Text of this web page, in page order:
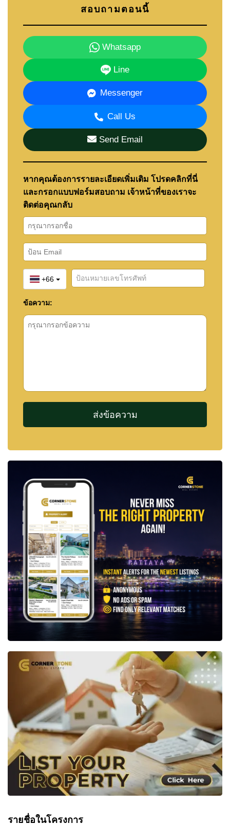
ระดับพรีเมียมอย่างแท้จริง
สำหรับผู้ที่ชื่นชอบไวน์ บ้านหลังนี้ยังมีห้องเก็บไวน์
(Wine Cellar) ที่ออกแบบไว้โดยเฉพาะ เพิ่มความ
สมบูรณ์แบบให้กับการใช้ชีวิตและการรับรองแขก
บ้านประกอบด้วยห้องนอนทั้งหมด 7 ห้อง และห้องน้ำ 9
ห้อง โดยห้องนอนทุกห้องมีห้องน้ำในตัวเพื่อความ
สะดวกสบายและความเป็นส่วนตัวสูงสุด
ชั้นล่างของบ้านได้รับการออกแบบให้เป็นพื้นที่สำหรับ
แขกโดยเฉพาะ ประกอบด้วยห้องนอนรับรองแบบ
อิสระจำนวน 3 ห้อง พร้อมพื้นที่ออกกำลังกายส่วนตัว
ทำให้สมาชิกครอบครัวและแขกสามารถใช้ชีวิตร่วม
กันได้อย่างสะดวกโดยยังคงความเป็นส่วนตัวของ
แต่ละฝ่าย
ห้องนอนมาสเตอร์ได้รับการออกแบบให้เป็นพื้นที่พัก
ผ่อนส่วนตัวอย่างแท้จริง โดยมีห้องแต่งตัวแบบ Walk-
Through เชื่อมต่อระหว่างห้องนอนและห้องน้ำ ภายใน
พื้นที่แต่งตัวมีตู้เสื้อผ้าสำหรับคุณผู้ชายและคุณผู้หญิง
แยกเป็นสัดส่วน พร้อมเกาะกลางสำหรับจัดเก็บ
นาฬิกาหรู เครื่องประดับ เนคไท และกระเป๋าแบ
รนด์เนม
ห้องน้ำมาสเตอร์ขนาดใหญ่โดดเด่นด้วยอ่างอาบน้ำที่
สามารถมองเห็นวิวเนินเขาและทะเลได้อย่างสวยงาม
ใหญ่ ระบบกล้องวงจรปิด CCTV ประตูทางเข้าระบบ
ดิจิทัล ระบบรักษาความปลอดภัยภายในบ้าน และ
ประตูรั้วไฟฟ้าสำหรับทางเข้าบ้านและโรงจอดรถแยก
ซึ่งเป็นชุมชนระดับลักชัวรีที่มีระบบรักษาความ
ปลอดภัยตลอด 24 ชั่วโมง ถนนภายในโครงการกว้าง
ขวาง และสภาพแวดล้อมที่ได้รับการดูแลเป็นอย่างดี
อีกทั้งยังสามารถเดินทางได้สะดวกสู่พัทยา จอม
เทียนโรงเรียนนานาชาติ
โรงพยาบาลชั้นนำ และ
ศูนย์การค้าสำคัญต่าง ๆ
อสังหาริมทรัพย์ระดับนี้แทบไม่ปรากฏสู่ตลาดบ่อยนัก
โดยเฉพาะบ้านที่ตั้งอยู่บนตำแหน่งสูงเช่นนี้ภายใน
Siam Royal View ด้วยการผสมผสานระหว่างวิวทะเล
อันงดงาม พื้นที่ใช้สอยขนาดใหญ่ คุณภาพการ
ก่อสร้างระดับสูง การออกแบบภายในที่เหนือระดับ
และทำเลที่ได้รับการยอมรับว่าเป็นหนึ่งในที่อยู่ที่ดีที่สุด
ของพัทยา บ้านหลังนี้จึงเหมาะอย่างยิ่งสำหรับผู้ซื้อที่
กำลังมองหาบ้านที่มีความโดดเด่นอย่างแท้จริง
สรุปรายละเอียดทรัพย์สิน
• 7 ห้องนอน
• 9 ห้องน้ำ
• พื้นที่ใช้สอย 685 ตร.ม.
• ที่ดิน 265.5 ตารางวา (1,050 ตร.ม.)
• สระว่ายน้ำอินฟินิตี้ส่วนตัว
• ห้องซาวน่าส่วนตัว
• ห้องออกกำลังกายส่วนตัว
สอบถามตอนนี้
Whatsapp
Line
Messenger
Call Us
Send Email
หากคุณต้องการรายละเอียดเพิ่มเติม โปรดคลิกที่นี่
และกรอกแบบฟอร์มสอบถาม เจ้าหน้าที่ของเราจะ
ติดต่อคุณกลับ
+66
ข้อความ:
รายชื่อในโครงการ